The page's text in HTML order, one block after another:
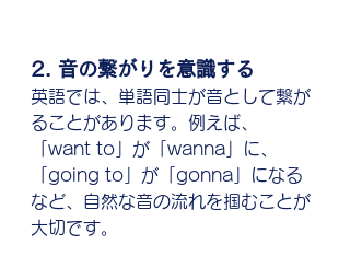
2. 音の繋がりを意識する
英語では、単語同士が音として繋が
ることがあります。例えば、
「want to」が「wanna」に、
「going to」が「gonna」になる
など、自然な音の流れを掴むことが
大切です。